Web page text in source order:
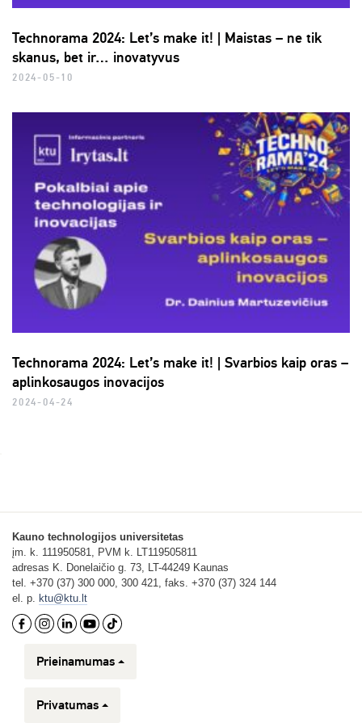
Technorama 2024: Let’s make it! | Maistas – ne tik
skanus, bet ir… inovatyvus
2024-05-10
Technorama 2024: Let’s make it! | Svarbios kaip oras –
aplinkosaugos inovacijos
2024-04-24
Kauno technologijos universitetas
įm. k. 111950581, PVM k. LT119505811
adresas K. Donelaičio g. 73, LT-44249 Kaunas
tel. +370 (37) 300 000, 300 421, faks. +370 (37) 324 144
el. p. ktu@ktu.lt
Prieinamumas
Privatumas